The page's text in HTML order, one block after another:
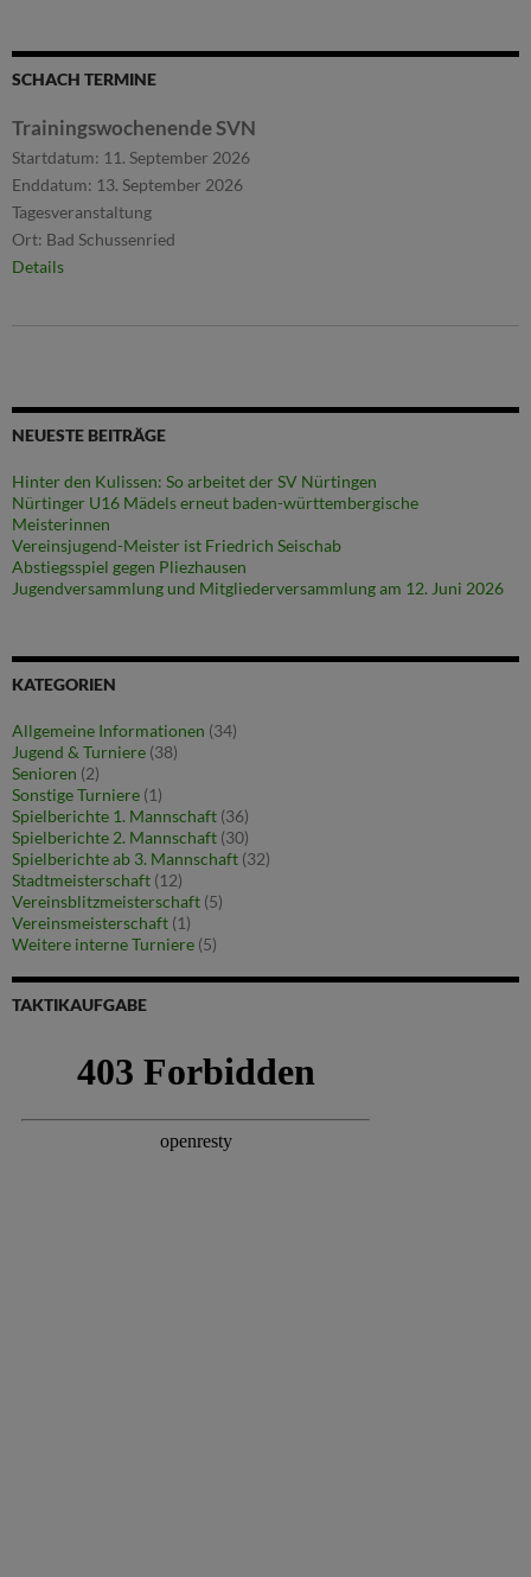
SCHACH TERMINE
Trainingswochenende SVN
Startdatum: 11. September 2026
Enddatum: 13. September 2026
Tagesveranstaltung
Ort: Bad Schussenried
Details
NEUESTE BEITRÄGE
Hinter den Kulissen: So arbeitet der SV Nürtingen
Nürtinger U16 Mädels erneut baden-württembergische
Meisterinnen
Vereinsjugend-Meister ist Friedrich Seischab
Abstiegsspiel gegen Pliezhausen
Jugendversammlung und Mitgliederversammlung am 12. Juni 2026
KATEGORIEN
Allgemeine Informationen (34)
Jugend & Turniere (38)
Senioren (2)
Sonstige Turniere (1)
Spielberichte 1. Mannschaft (36)
Spielberichte 2. Mannschaft (30)
Spielberichte ab 3. Mannschaft (32)
Stadtmeisterschaft (12)
Vereinsblitzmeisterschaft (5)
Vereinsmeisterschaft (1)
Weitere interne Turniere (5)
TAKTIKAUFGABE